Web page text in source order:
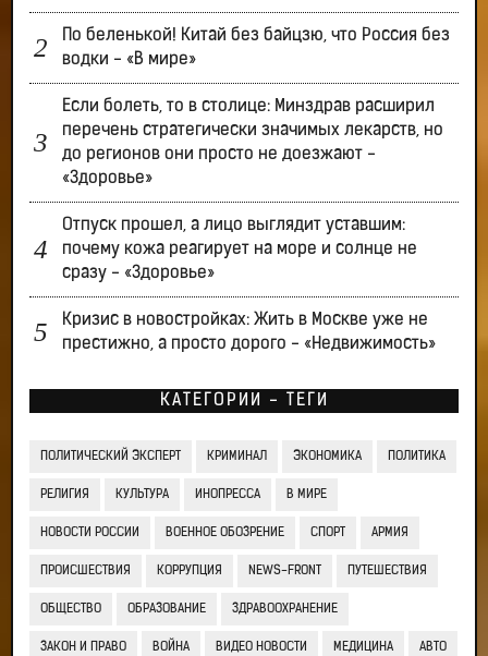
По беленькой! Китай без байцзю, что Россия без
водки - «В мире»
Если болеть, то в столице: Минздрав расширил
перечень стратегически значимых лекарств, но
до регионов они просто не доезжают -
«Здоровье»
Отпуск прошел, а лицо выглядит уставшим:
почему кожа реагирует на море и солнце не
сразу - «Здоровье»
Кризис в новостройках: Жить в Москве уже не
престижно, а просто дорого - «Недвижимость»
КАТЕГОРИИ - ТЕГИ
ПОЛИТИЧЕСКИЙ ЭКСПЕРТ КРИМИНАЛ ЭКОНОМИКА ПОЛИТИКА
РЕЛИГИЯ КУЛЬТУРА ИНОПРЕССА В МИРЕ
НОВОСТИ РОССИИ ВОЕННОЕ ОБОЗРЕНИЕ СПОРТ АРМИЯ
ПРОИСШЕСТВИЯ КОРРУПЦИЯ NEWS-FRONT ПУТЕШЕСТВИЯ
ОБЩЕСТВО ОБРАЗОВАНИЕ ЗДРАВООХРАНЕНИЕ
ЗАКОН И ПРАВО ВОЙНА ВИДЕО НОВОСТИ МЕДИЦИНА АВТО